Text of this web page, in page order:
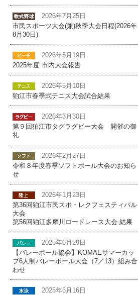
2026年7月25日
市民スポーツ大会(兼)秋季大会日程(2026年
8月30日)
2026年5月19日
2025年度 市内大会報告
2026年5月10日
狛江市春季式テニス大会試合結果
2026年3月30日
第９回狛江市タグラグビー大会 開催の御
礼
2026年2月27日
令和８年度春季ソフトボール大会のお知ら
せ
2026年1月23日
第36回狛江市民スポ・レクフェスティバル
大会
第56回狛江多摩川ロードレース大会 結果
2025年6月29日
【バレーボール協会】KOMAEサマーカッ
プ6人制バレーボール大会（7／13）組み合
わせ
2025年6月16日